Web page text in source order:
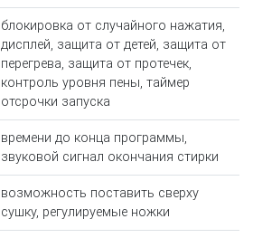
блокировка от случайного нажатия,
дисплей, защита от детей, защита от
перегрева, защита от протечек,
контроль уровня пены, таймер
отсрочки запуска
времени до конца программы,
звуковой сигнал окончания стирки
возможность поставить сверху
сушку, регулируемые ножки